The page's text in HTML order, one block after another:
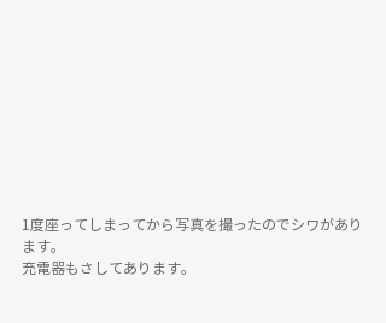
1度座ってしまってから写真を撮ったのでシワがあり
ます。
充電器もさしてあります。